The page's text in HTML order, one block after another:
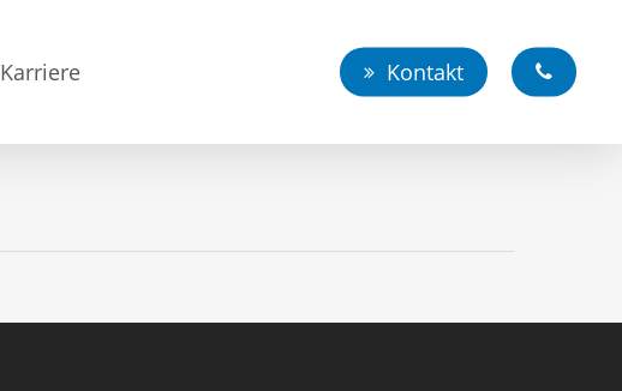
Karriere Kontakt